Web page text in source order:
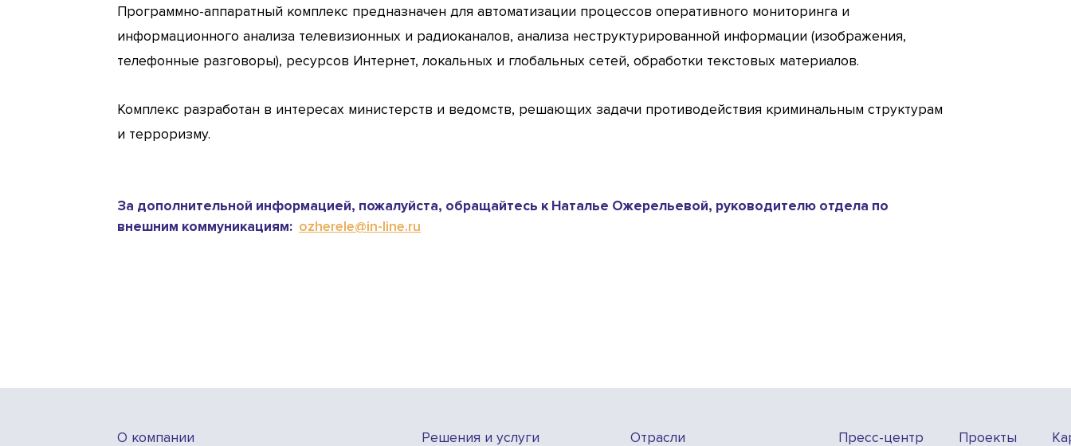
Программно-аппаратный комплекс предназначен для автоматизации процессов оперативного мониторинга и
информационного анализа телевизионных и радиоканалов, анализа неструктурированной информации (изображения,
телефонные разговоры), ресурсов Интернет, локальных и глобальных сетей, обработки текстовых материалов.
Комплекс разработан в интересах министерств и ведомств, решающих задачи противодействия криминальным структурам
и терроризму.
За дополнительной информацией, пожалуйста, обращайтесь к Наталье Ожерельевой, руководителю отдела по
внешним коммуникациям: ozherele@in-line.ru
О компании Решения и услуги Отрасли Пресс-центр Проекты